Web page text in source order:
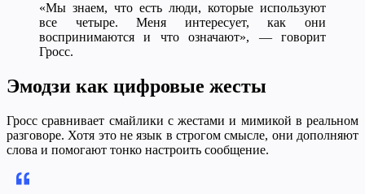
«Мы знаем, что есть люди, которые используют
все четыре. Меня интересует, как они
воспринимаются и что означают», — говорит
Гросс.
Эмодзи как цифровые жесты
Гросс сравнивает смайлики с жестами и мимикой в реальном
разговоре. Хотя это не язык в строгом смысле, они дополняют
слова и помогают тонко настроить сообщение.